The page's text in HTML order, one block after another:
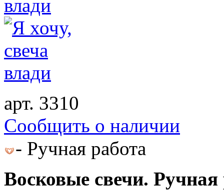
арт. 3310
Cообщить о наличии
- Ручная работа
Восковые свечи. Ручная